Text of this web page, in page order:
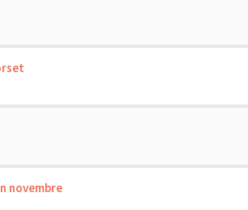
novembre